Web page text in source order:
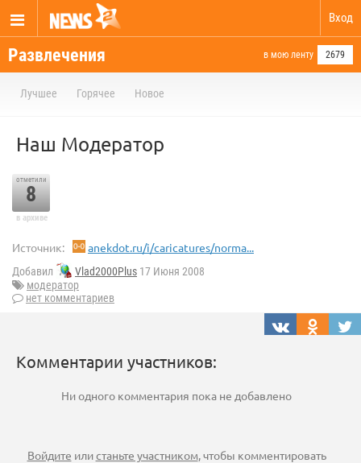
Вход
Развлечения в мою ленту 2679
Лучшее Горячее Новое
Наш Модератор
отметили
8
в архиве
Источник: anekdot.ru/i/caricatures/norma...
Добавил Vlad2000Plus 17 Июня 2008
модератор
нет комментариев
Комментарии участников:
Ни одного комментария пока не добавлено
Войдите илистаньте участником, чтобы комментировать